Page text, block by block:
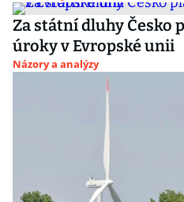
Za státní dluhy Česko
úroky v Evropské unii
Názory a analýzy